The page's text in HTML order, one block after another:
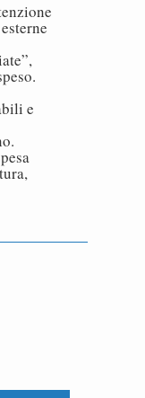
e